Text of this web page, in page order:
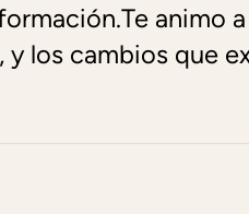
animo
los cambios que